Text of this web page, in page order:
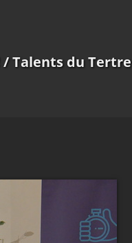
/ Talents du Tertre